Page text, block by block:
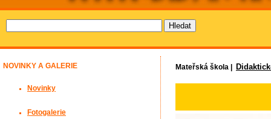
Mateřská škola |
NOVINKY A GALERIE
Novinky
Fotogalerie